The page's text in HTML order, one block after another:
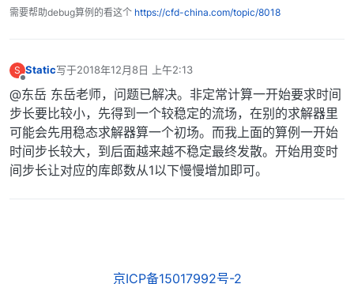
51
55
div(phi,ReThetat) $turbulence
56
div(phi,gammaInt) $turbulence;
57
58
div(B)          Gauss linear;
59
div(meshPhi,p)  Gauss linear;
60
61
div((nuEff*dev2(T(grad(U))))) Gauss linear;
需要帮助debug算例的看这个 https://cfd-china.com/topic/8018
S Static写于2018年12月8日 上午2:13
最后由 编辑
@东岳 东岳老师，问题已解决。非定常计算一开始要求时间
步长要比较小，先得到一个较稳定的流场，在别的求解器里
可能会先用稳态求解器算一个初场。而我上面的算例一开始
时间步长较大，到后面越来越不稳定最终发散。开始用变时
间步长让对应的库郎数从1以下慢慢增加即可。
京ICP备15017992号-2